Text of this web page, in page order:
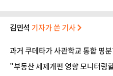
김민석 기자가 쓴 기사
과거 쿠데타가 사관학교 통합 명
"부동산 세제개편 영향 모니터